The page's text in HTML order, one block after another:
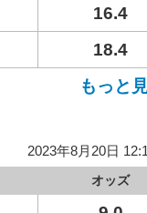
16.4
18.4
もっと
2023年8月20日
オッズ